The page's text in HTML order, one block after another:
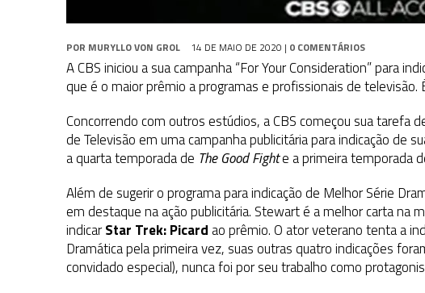
POR MURYLLO VON GROL 14 DE MAIO DE 2020 | 0 COMENTÁRIOS
A CBS iniciou a sua campanha “For Your Consideration” para
que é o maior prêmio a programas e profissionais de televisão.
Concorrendo com outros estúdios, a CBS começou sua tarefa
de Televisão em uma campanha publicitária para indicação de
a quarta temporada de The Good Fighte a primeira temporada
Além de sugerir o programa para indicação de Melhor Série
em destaque na ação publicitária. Stewart é a melhor carta na
indicarStar Trek: Picard ao prêmio. O ator veterano tenta a
Dramática pela primeira vez, suas outras quatro indicações
convidado especial), nunca foi por seu trabalho como